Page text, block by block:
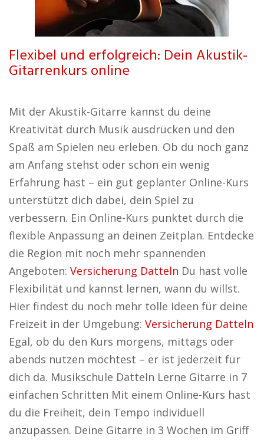
Flexibel und erfolgreich: Dein Akustik-
Gitarrenkurs online
Mit der Akustik-Gitarre kannst du deine
Kreativität durch Musik ausdrücken und den
Spaß am Spielen neu erleben. Ob du noch ganz
am Anfang stehst oder schon ein wenig
Erfahrung hast – ein gut geplanter Online-Kurs
unterstützt dich dabei, dein Spiel zu
verbessern. Ein Online-Kurs punktet durch die
flexible Anpassung an deinen Zeitplan. Entdecke
die Region mit noch mehr spannenden
Angeboten: Versicherung Datteln Du hast volle
Flexibilität und kannst lernen, wann du willst.
Hier findest du noch mehr tolle Ideen für deine
Freizeit in der Umgebung: Versicherung Datteln
Egal, ob du den Kurs morgens, mittags oder
abends nutzen möchtest – er ist jederzeit für
dich da. Musikschule Datteln Lerne Gitarre in 7
einfachen Schritten Mit einem Online-Kurs hast
du die Freiheit, dein Tempo individuell
anzupassen. Deine Gitarre in 3 Wochen im Griff